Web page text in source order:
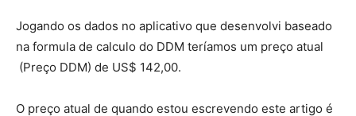
Jogando os dados no aplicativo que desenvolvi baseado
na formula de calculo do DDM teríamos um preço atual
(Preço DDM) de US$ 142,00.
O preço atual de quando estou escrevendo este artigo é